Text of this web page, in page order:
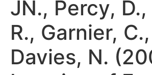
JN., Percy,
R., Garnier, C.,
Davies, N.